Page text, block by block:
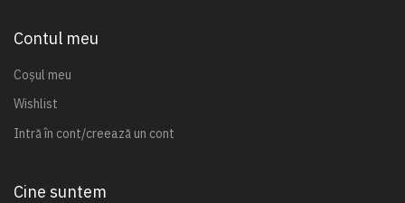
Contul meu
Coșul meu
Wishlist
Intră în cont/creează un cont
Cine suntem